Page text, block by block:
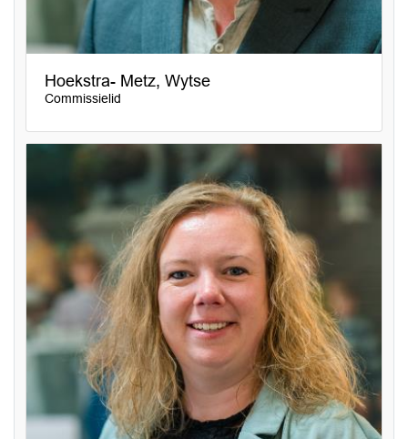
Hoekstra- Metz, Wytse
Commissielid